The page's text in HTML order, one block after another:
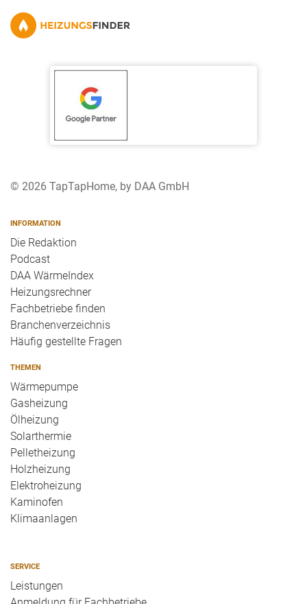
© 2026 TapTapHome, by DAA GmbH
INFORMATION
Die Redaktion
Podcast
DAA WärmeIndex
Heizungsrechner
Fachbetriebe finden
Branchenverzeichnis
Häufig gestellte Fragen
THEMEN
Wärmepumpe
Gasheizung
Ölheizung
Solarthermie
Pelletheizung
Holzheizung
Elektroheizung
Kaminofen
Klimaanlagen
SERVICE
Leistungen